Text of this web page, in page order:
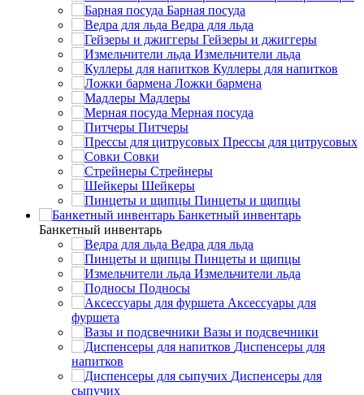
Барная посуда
Ведра для льда
Гейзеры и джиггеры
Измельчители льда
Куллеры для напитков
Ложки бармена
Мадлеры
Мерная посуда
Питчеры
Прессы для цитрусовых
Совки
Стрейнеры
Шейкеры
Пинцеты и щипцы
Банкетный инвентарь
Банкетный инвентарь
Ведра для льда
Пинцеты и щипцы
Измельчители льда
Подносы
Аксессуары для
фуршета
Вазы и подсвечники
Диспенсеры для
напитков
Диспенсеры для
сыпучих